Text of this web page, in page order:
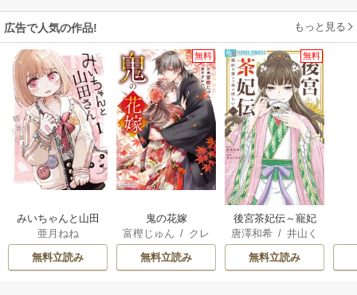
広告で人気の作品! もっと見る
みいちゃんと山田
さん
亜月ねね
無料立読み
無料
鬼の花嫁
富樫じゅん / クレ
ハ
無料立読み
無料
後宮茶妃伝～寵妃
は愛より茶が欲し
い～
唐澤和希 /井山く
らげ
無料立読み